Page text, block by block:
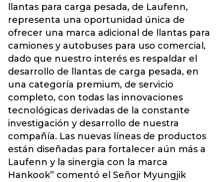
llantas para carga pesada, de Laufenn,
representa una oportunidad única de
ofrecer una marca adicional de llantas para
camiones y autobuses para uso comercial,
dado que nuestro interés es respaldar el
desarrollo de llantas de carga pesada, en
una categoría premium, de servicio
completo, con todas las innovaciones
tecnológicas derivadas de la constante
investigación y desarrollo de nuestra
compañía. Las nuevas líneas de productos
están diseñadas para fortalecer aún más a
Laufenn y la sinergia con la marca
Hankook” comentó el Señor Myungjik